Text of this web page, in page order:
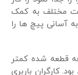
مختلف به کمک
آسانی پیچ ها را
قطعه شده کمتر
کارگران باربری